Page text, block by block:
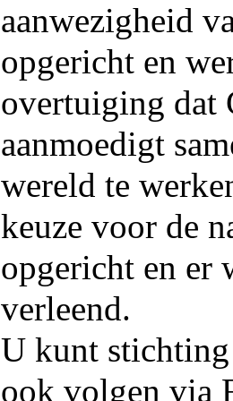
aanwezigheid
opgericht en
overtuiging dat
aanmoedigt
wereld te
keuze voor de
opgericht en er
verleend.
U kunt
ook volgen via